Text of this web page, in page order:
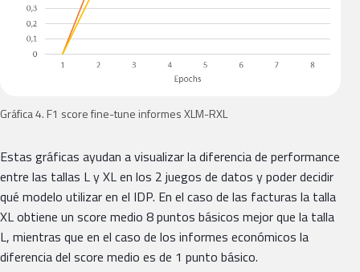
Gráfica 4. F1 score fine-tune informes XLM-RXL
Estas gráficas ayudan a visualizar la diferencia de performance
entre las tallas L y XL en los 2 juegos de datos y poder decidir
qué modelo utilizar en el IDP. En el caso de las facturas la talla
XL obtiene un score medio 8 puntos básicos mejor que la talla
L, mientras que en el caso de los informes económicos la
diferencia del score medio es de 1 punto básico.